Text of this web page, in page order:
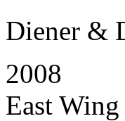
Diener &
2008
East